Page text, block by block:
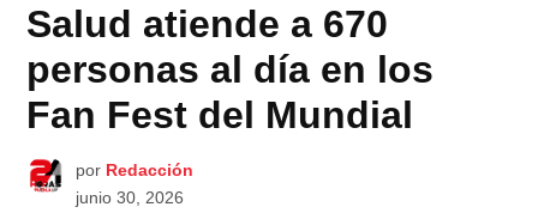
Salud atiende a 670
personas al día en los
Fan Fest del Mundial
por Redacción
junio 30, 2026